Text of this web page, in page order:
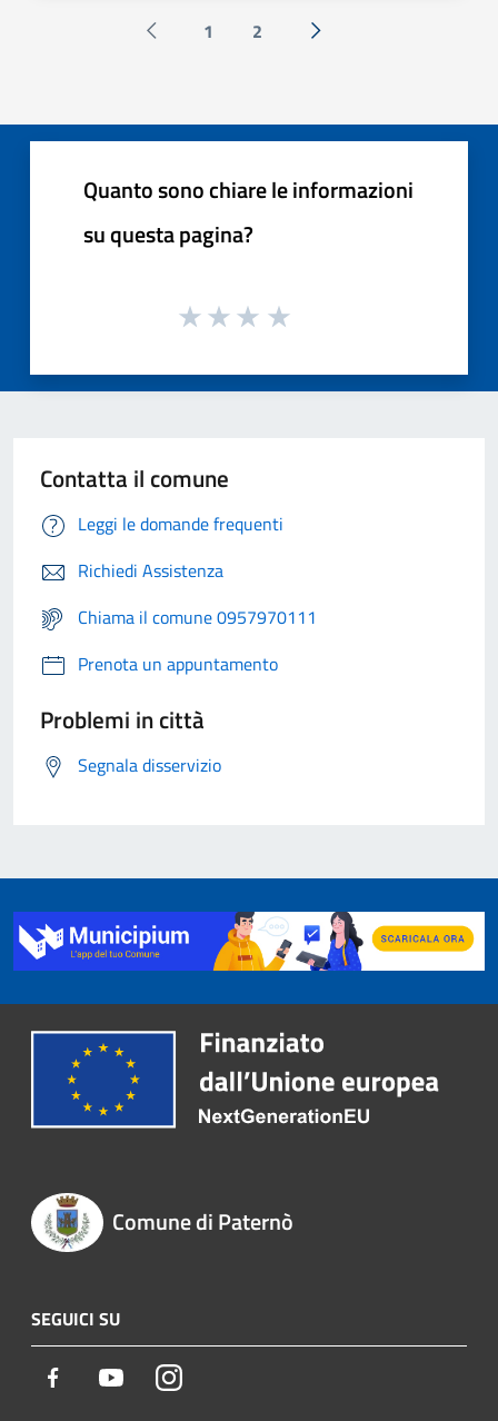
Pagina precedente
1 2 Successiva »
Quanto sono chiare le informazioni
su questa pagina?
Contatta il comune
Leggi le domande frequenti
Richiedi Assistenza
Chiama il comune 0957970111
Prenota un appuntamento
Problemi in città
Segnala disservizio
Comune di Paternò
SEGUICI SU
Facebook YoutubeInstagram